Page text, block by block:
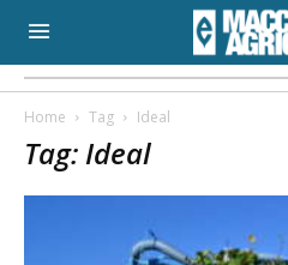
Home Tag Ideal
Tag: Ideal